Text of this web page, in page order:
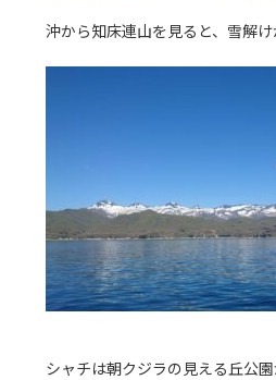
沖から知床連山を見ると、雪解
シャチは朝クジラの見える丘公